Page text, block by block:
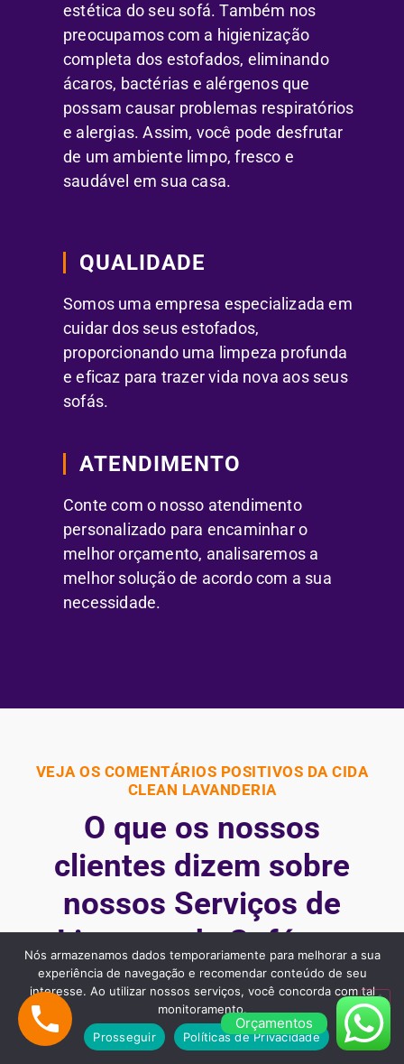
estética do seu sofá. Também nos
preocupamos com a higienização
completa dos estofados, eliminando
ácaros, bactérias e alérgenos que
possam causar problemas respiratórios
e alergias. Assim, você pode desfrutar
de um ambiente limpo, fresco e
saudável em sua casa.
QUALIDADE
Somos uma empresa especializada em
cuidar dos seus estofados,
proporcionando uma limpeza profunda
e eficaz para trazer vida nova aos seus
sofás.
ATENDIMENTO
Conte com o nosso atendimento
personalizado para encaminhar o
melhor orçamento, analisaremos a
melhor solução de acordo com a sua
necessidade.
VEJA OS COMENTÁRIOS POSITIVOS DA CIDA
CLEAN LAVANDERIA
O que os nossos
clientes dizem sobre
nossos Serviços de
Limpeza de Sofá em
São Paulo
Nossos clientes são fiéis pois gostaram dos nossos
Orçamentos
Nós armazenamos dados temporariamente para melhorar a sua
experiência de navegação e recomendar conteúdo de seu
interesse. Ao utilizar nossos serviços, você concorda com tal
monitoramento.
Prosseguir
Políticas de Privacidade